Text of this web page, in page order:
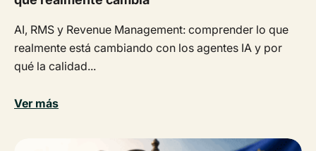
AI, RMS y Revenue Management: comprender lo que
realmente está cambiando con los agentes IA y por
qué la calidad...
Ver más